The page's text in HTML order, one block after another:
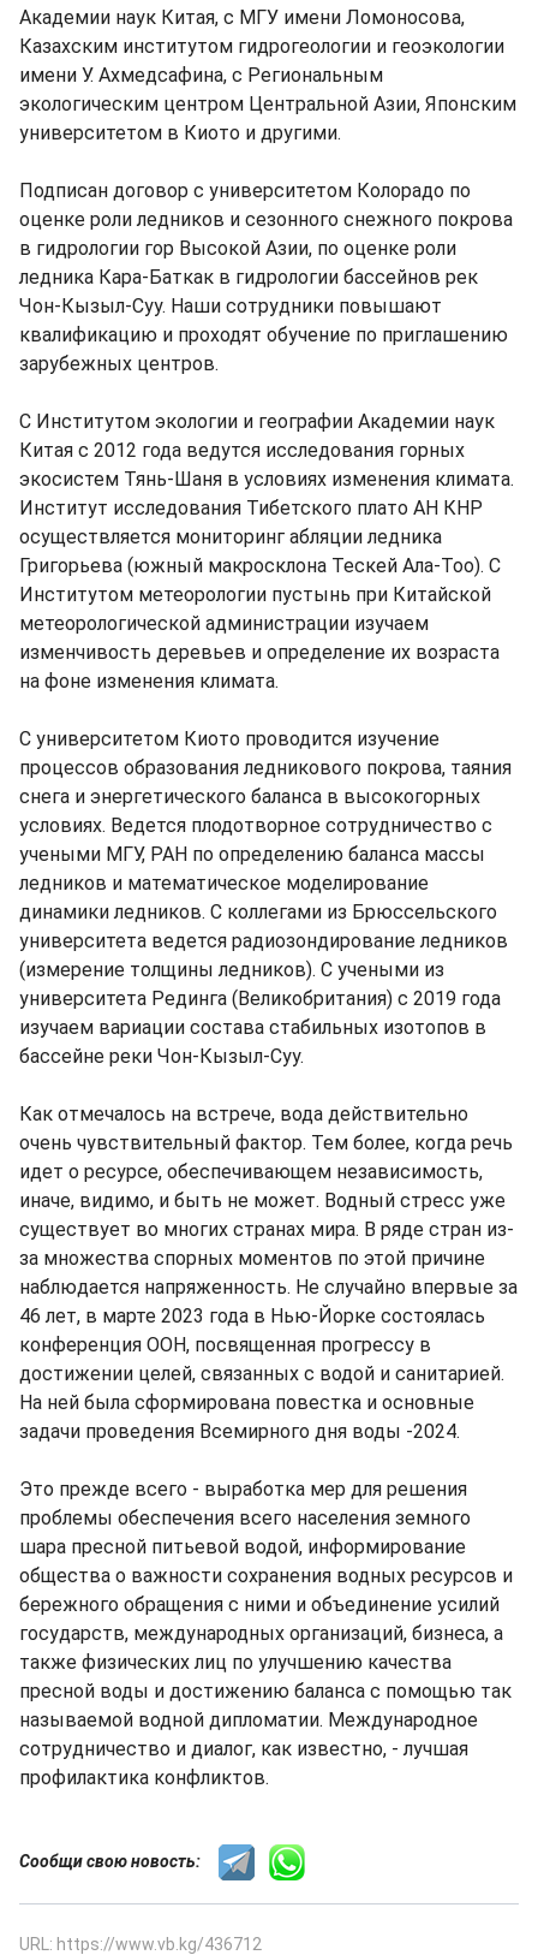
Академии наук Китая, с МГУ имени Ломоносова,
Казахским институтом гидрогеологии и геоэкологии
имени У. Ахмедсафина, с Региональным
экологическим центром Центральной Азии, Японским
университетом в Киото и другими.
Подписан договор с университетом Колорадо по
оценке роли ледников и сезонного снежного покрова
в гидрологии гор Высокой Азии, по оценке роли
ледника Кара-Баткак в гидрологии бассейнов рек
Чон-Кызыл-Cуу. Наши сотрудники повышают
квалификацию и проходят обучение по приглашению
зарубежных центров.
С Институтом экологии и географии Академии наук
Китая с 2012 года ведутся исследования горных
экосистем Тянь-Шаня в условиях изменения климата.
Институт исследования Тибетского плато АН КНР
осуществляется мониторинг абляции ледника
Григорьева (южный макросклона Тескей Ала-Тоо). С
Институтом метеорологии пустынь при Китайской
метеорологической администрации изучаем
изменчивость деревьев и определение их возраста
на фоне изменения климата.
С университетом Киото проводится изучение
процессов образования ледникового покрова, таяния
снега и энергетического баланса в высокогорных
условиях. Ведется плодотворное сотрудничество с
учеными МГУ, РАН по определению баланса массы
ледников и математическое моделирование
динамики ледников. С коллегами из Брюссельского
университета ведется радиозондирование ледников
(измерение толщины ледников). С учеными из
университета Рединга (Великобритания) с 2019 года
изучаем вариации состава стабильных изотопов в
бассейне реки Чон-Кызыл-Суу.
Как отмечалось на встрече, вода действительно
очень чувствительный фактор. Тем более, когда речь
идет о ресурсе, обеспечивающем независимость,
иначе, видимо, и быть не может. Водный стресс уже
существует во многих странах мира. В ряде стран из-
за множества спорных моментов по этой причине
наблюдается напряженность. Не случайно впервые за
46 лет, в марте 2023 года в Нью-Йорке состоялась
конференция ООН, посвященная прогрессу в
достижении целей, связанных с водой и санитарией.
На ней была сформирована повестка и основные
задачи проведения Всемирного дня воды -2024.
Это прежде всего - выработка мер для решения
проблемы обеспечения всего населения земного
шара пресной питьевой водой, информирование
общества о важности сохранения водных ресурсов и
бережного обращения с ними и объединение усилий
государств, международных организаций, бизнеса, а
также физических лиц по улучшению качества
пресной воды и достижению баланса с помощью так
называемой водной дипломатии. Международное
сотрудничество и диалог, как известно, - лучшая
профилактика конфликтов.
Сообщи свою новость:
URL: https://www.vb.kg/436712